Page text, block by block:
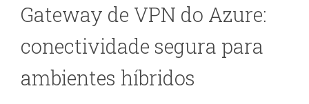
Gateway de VPN do Azure:
conectividade segura para
ambientes híbridos